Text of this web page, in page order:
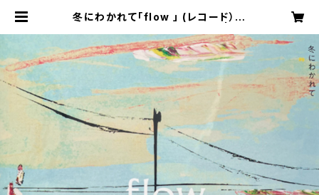
冬にわかれて「flow 」 (レコード）初
hoterao